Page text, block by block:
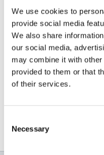
We use cookies to
provide social media
We also share
our social media,
may combine it with
provided to them or that
of their services.
Selection
Necessary
Descoperă produsul aici:
romania.ro/product/f1-131-
info@italiastar.ro
0756.169.788